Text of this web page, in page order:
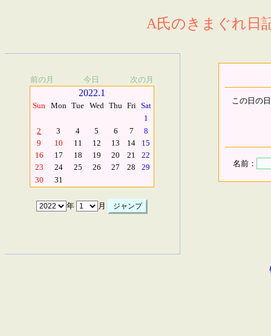
A氏のきまぐれ日
前の月 今日 次の月
2022.1
Sun Mon Tue Wed Thu Fri Sat
1
2
3 4 5 6 7
8
9
10 11 12 13 14
15
16
17 18 19 20 21
22
23
24 25 26 27 28
29
30
31
年 月
この日の
名前：